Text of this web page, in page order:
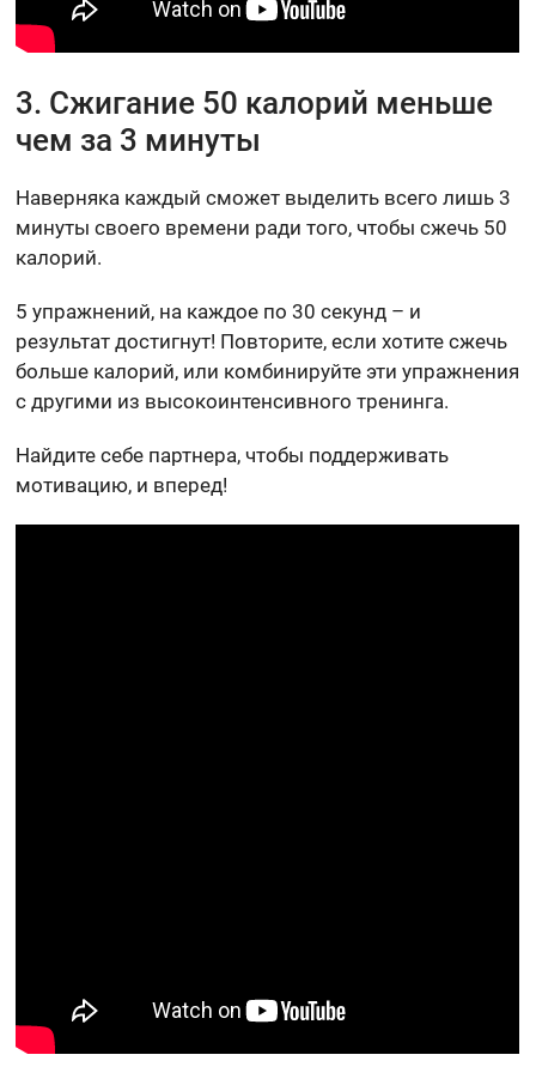
3. Сжигание 50 калорий меньше
чем за 3 минуты
Наверняка каждый сможет выделить всего лишь 3
минуты своего времени ради того, чтобы сжечь 50
калорий.
5 упражнений, на каждое по 30 секунд – и
результат достигнут! Повторите, если хотите сжечь
больше калорий, или комбинируйте эти упражнения
с другими из высокоинтенсивного тренинга.
Найдите себе партнера, чтобы поддерживать
мотивацию, и вперед!